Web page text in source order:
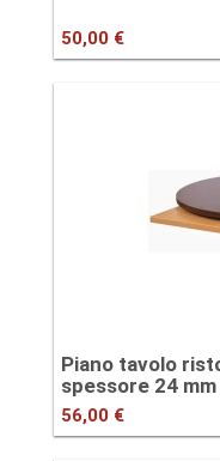
50,00 €
Piano tavolo
spessore 24 mm
56,00 €